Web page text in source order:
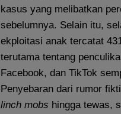
kasus yang melibatkan
sebelumnya. Selain itu,
ekploitasi anak tercatat
terutama tentang
Facebook, dan TikTok
Penyebaran dari rumor
linch mobs hingga tewas,